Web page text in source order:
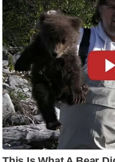
स
म
सा
म
यि
क
मा
तृ
भू
मि